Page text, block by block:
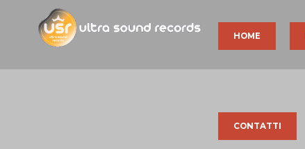
HOME
CONTATTI